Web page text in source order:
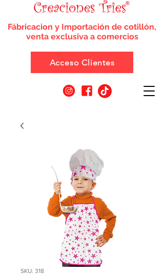
Fábricacion y Importación de cotillón,
venta exclusiva a comercios
Acceso Clientes
SKU: 318